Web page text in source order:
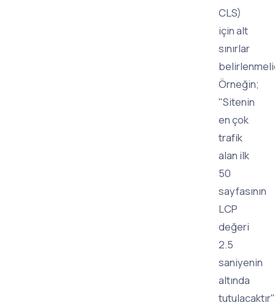
CLS)
için alt
sınırlar
Örneğin;
"Sitenin
en çok
trafik
alan ilk
50
sayfasının
LCP
değeri
2.5
saniyenin
altında
tutulacaktır"